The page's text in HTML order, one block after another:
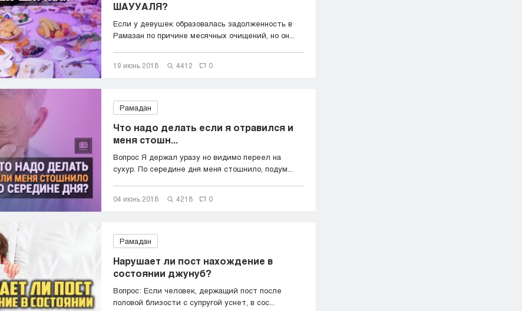
ШАУУАЛЯ?
Если у девушек образовалась задолженность в
Рамазан по причине месячных очищений, но он...
19 июнь 2018 4412 0
Рамадан
Что надо делать если я отравился и
меня стошн...
Вопрос Я держал уразу но видимо переел на
сухур. По середине дня меня стошнило, подум...
04 июнь 2018 4218 0
Рамадан
Нарушает ли пост нахождение в
состоянии джунуб?
Вопрос: Если человек, держащий пост после
половой близости с супругой уснет, в сос...